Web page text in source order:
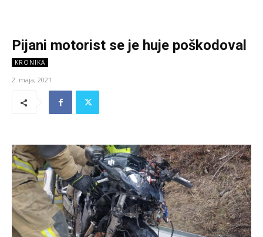
Pijani motorist se je huje poškodoval
KRONIKA
2. maja, 2021